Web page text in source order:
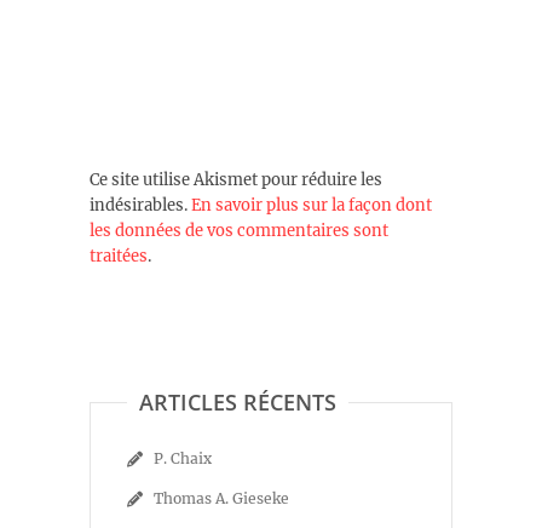
Ce site utilise Akismet pour réduire les
indésirables.En savoir plus sur la façon dont
les données de vos commentaires sont
traitées.
ARTICLES RÉCENTS
P. Chaix
Thomas A. Gieseke